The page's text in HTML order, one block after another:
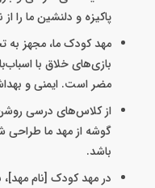
پاکیزه و دلنشین ما را
مهد کودک ما، مجهز به
بازی‌های خلاق با
مضر است. ایمنی و
از کلاس‌های درسی
گوشه از مهد ما طراحی
باشد.
در مهد کودک [نام